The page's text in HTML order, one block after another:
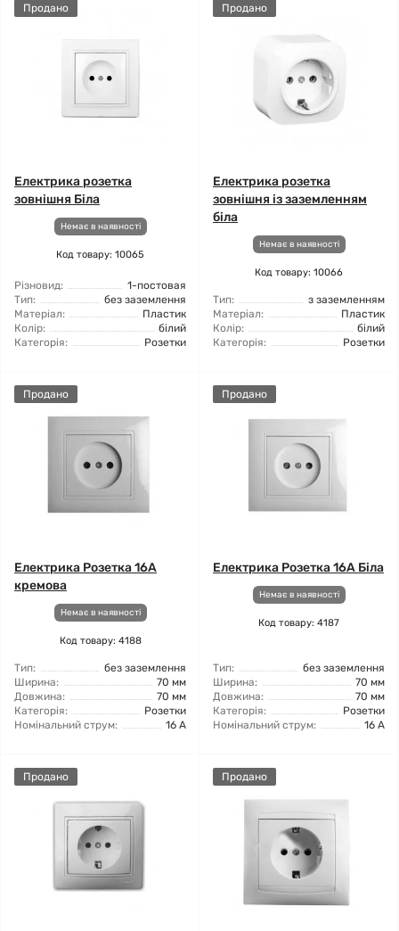
Продано
Електрика розетка
зовнішня Біла
Немає в наявності
Код товару: 10065
Різновид:
1-постовая
Тип:
без заземлення
Матеріал:
Пластик
Колір:
білий
Категорія:
Розетки
Продано
Електрика розетка
зовнішня із заземленням
біла
Немає в наявності
Код товару: 10066
Тип:
з заземленням
Матеріал:
Пластик
Колір:
білий
Категорія:
Розетки
Продано
Електрика Розетка 16А
кремова
Немає в наявності
Код товару: 4188
Тип:
без заземлення
Ширина:
70 мм
Довжина:
70 мм
Категорія:
Розетки
Номінальний струм:
16 А
Продано
Електрика Розетка 16А Біла
Немає в наявності
Код товару: 4187
Тип:
без заземлення
Ширина:
70 мм
Довжина:
70 мм
Категорія:
Розетки
Номінальний струм:
16 А
Продано Продано